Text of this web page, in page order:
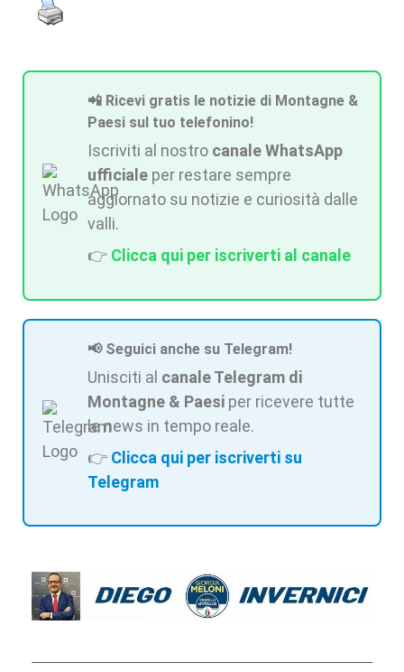
📲 Ricevi gratis le notizie di Montagne &
Paesi sul tuo telefonino!
Iscriviti al nostro canale WhatsApp
ufficiale per restare sempre
aggiornato su notizie e curiosità dalle
valli.
👉 Clicca qui per iscriverti al canale
📢 Seguici anche su Telegram!
Unisciti al canale Telegram di
Montagne & Paesi per ricevere tutte
le news in tempo reale.
👉 Clicca qui per iscriverti su
Telegram